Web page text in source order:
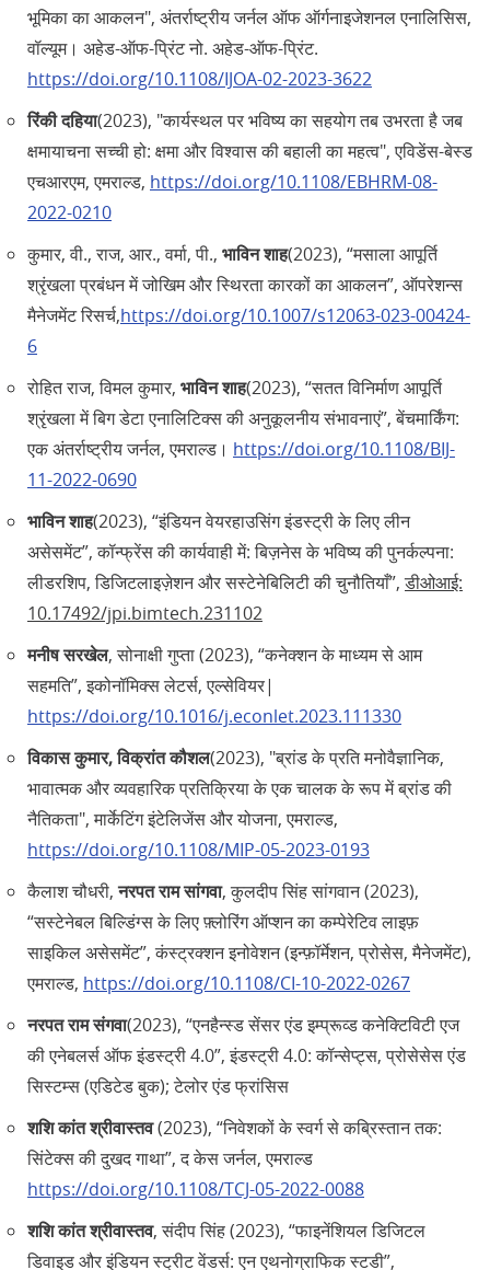
भूमिका का आकलन", अंतर्राष्ट्रीय जर्नल ऑफ ऑर्गनाइजेशनल एनालिसिस,
वॉल्यूम। अहेड-ऑफ-प्रिंट नो. अहेड-ऑफ-प्रिंट.
https://doi.org/10.1108/IJOA-02-2023-3622
रिंकी दहिया(2023), "कार्यस्थल पर भविष्य का सहयोग तब उभरता है जब
क्षमायाचना सच्ची हो: क्षमा और विश्वास की बहाली का महत्व", एविडेंस-बेस्ड
एचआरएम, एमराल्ड, https://doi.org/10.1108/EBHRM-08-
2022-0210
कुमार, वी., राज, आर., वर्मा, पी., भाविन शाह(2023), “मसाला आपूर्ति
श्रृंखला प्रबंधन में जोखिम और स्थिरता कारकों का आकलन”, ऑपरेशन्स
मैनेजमेंट रिसर्च,https://doi.org/10.1007/s12063-023-00424-
6
रोहित राज, विमल कुमार, भाविन शाह(2023), “सतत विनिर्माण आपूर्ति
श्रृंखला में बिग डेटा एनालिटिक्स की अनुकूलनीय संभावनाएं”, बेंचमार्किंग:
एक अंतर्राष्ट्रीय जर्नल, एमराल्ड। https://doi.org/10.1108/BIJ-
11-2022-0690
भाविन शाह(2023), “इंडियन वेयरहाउसिंग इंडस्ट्री के लिए लीन
असेसमेंट”, कॉन्फ्रेंस की कार्यवाही में: बिज़नेस के भविष्य की पुनर्कल्पना:
लीडरशिप, डिजिटलाइज़ेशन और सस्टेनेबिलिटी की चुनौतियाँ”,डीओआई:
10.17492/jpi.bimtech.231102
मनीष सरखेल, सोनाक्षी गुप्ता (2023), “कनेक्शन के माध्यम से आम
सहमति”, इकोनॉमिक्स लेटर्स, एल्सेवियर|
https://doi.org/10.1016/j.econlet.2023.111330
विकास कुमार, विक्रांत कौशल(2023), "ब्रांड के प्रति मनोवैज्ञानिक,
भावात्मक और व्यवहारिक प्रतिक्रिया के एक चालक के रूप में ब्रांड की
नैतिकता", मार्केटिंग इंटेलिजेंस और योजना, एमराल्ड,
https://doi.org/10.1108/MIP-05-2023-0193
कैलाश चौधरी,नरपत राम सांगवा, कुलदीप सिंह सांगवान (2023),
“सस्टेनेबल बिल्डिंग्स के लिए फ़्लोरिंग ऑप्शन का कम्पेरेटिव लाइफ़
साइकिल असेसमेंट”, कंस्ट्रक्शन इनोवेशन (इन्फ़ॉर्मेशन, प्रोसेस, मैनेजमेंट),
एमराल्ड, https://doi.org/10.1108/CI-10-2022-0267
नरपत राम संगवा(2023), “एनहैन्स्ड सेंसर एंड इम्प्रूव्ड कनेक्टिविटी एज
की एनेबलर्स ऑफ इंडस्ट्री 4.0”, इंडस्ट्री 4.0: कॉन्सेप्ट्स, प्रोसेसेस एंड
सिस्टम्स (एडिटेड बुक); टेलोर एंड फ्रांसिस
शशि कांत श्रीवास्तव(2023), “निवेशकों के स्वर्ग से कब्रिस्तान तक:
सिंटेक्स की दुखद गाथा”, द केस जर्नल, एमराल्ड
https://doi.org/10.1108/TCJ-05-2022-0088
शशि कांत श्रीवास्तव, संदीप सिंह (2023), “फाइनेंशियल डिजिटल
डिवाइड और इंडियन स्ट्रीट वेंडर्स: एन एथनोग्राफिक स्टडी”,